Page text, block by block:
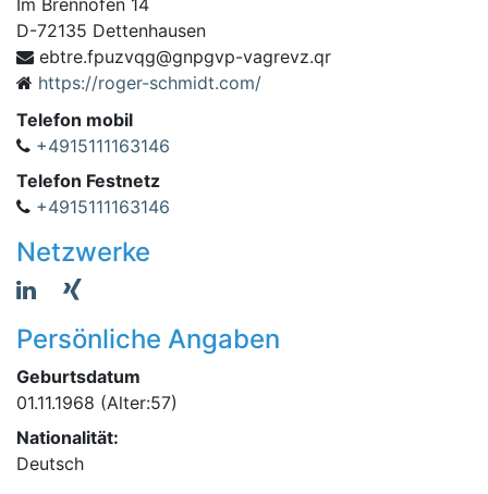
Im Brennofen 14
D-72135 Dettenhausen
rq.zvergav-pvgpng@gqvzup
f.ertbe
https://roger-schmidt.com/
Telefon mobil
+4915111163146
Telefon Festnetz
+4915111163146
Netzwerke
Persönliche Angaben
Geburtsdatum
01.11.1968 (Alter:57)
Nationalität:
Deutsch